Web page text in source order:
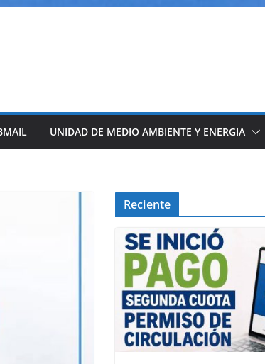
UNIDAD DE MEDIO AMBIENTE Y ENERGIA
Reciente